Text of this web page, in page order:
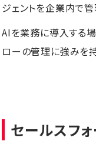
ジェントを企業内で
AIを業務に導入する
ローの管理に強みを
セールスフ